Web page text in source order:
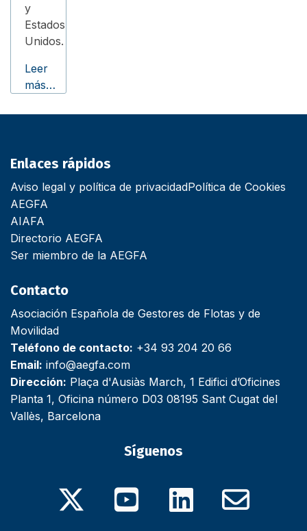
y
Estados
Unidos.
Leer
más…
Enlaces rápidos
Aviso legal y política de privacidadPolítica de Cookies
AEGFA
AIAFA
Directorio AEGFA
Ser miembro de la AEGFA
Contacto
Asociación Española de Gestores de Flotas y de
Movilidad
Teléfono de contacto: +34 93 204 20 66
Email: info@aegfa.com
Dirección: Plaça d'Ausiàs March, 1 Edifici d’Oficines
Planta 1, Oficina número D03 08195 Sant Cugat del
Vallès, Barcelona
Síguenos